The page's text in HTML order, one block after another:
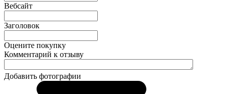
Вебсайт
Заголовок
Оцените покупку
Комментарий к отзыву
Добавить фотографии